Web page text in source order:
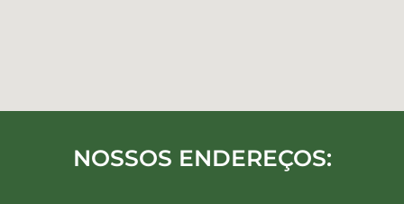
NOSSOS ENDEREÇOS: